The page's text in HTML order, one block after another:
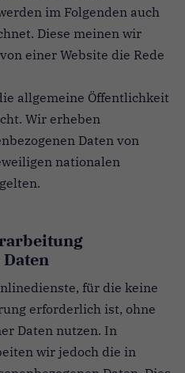
im Folgenden auch
Diese meinen wir
einer Website die Rede
allgemeine Öffentlichkeit
Wir erheben
Daten von
nationalen
für die keine
erforderlich ist, ohne
Daten nutzen. In
wir jedoch die in